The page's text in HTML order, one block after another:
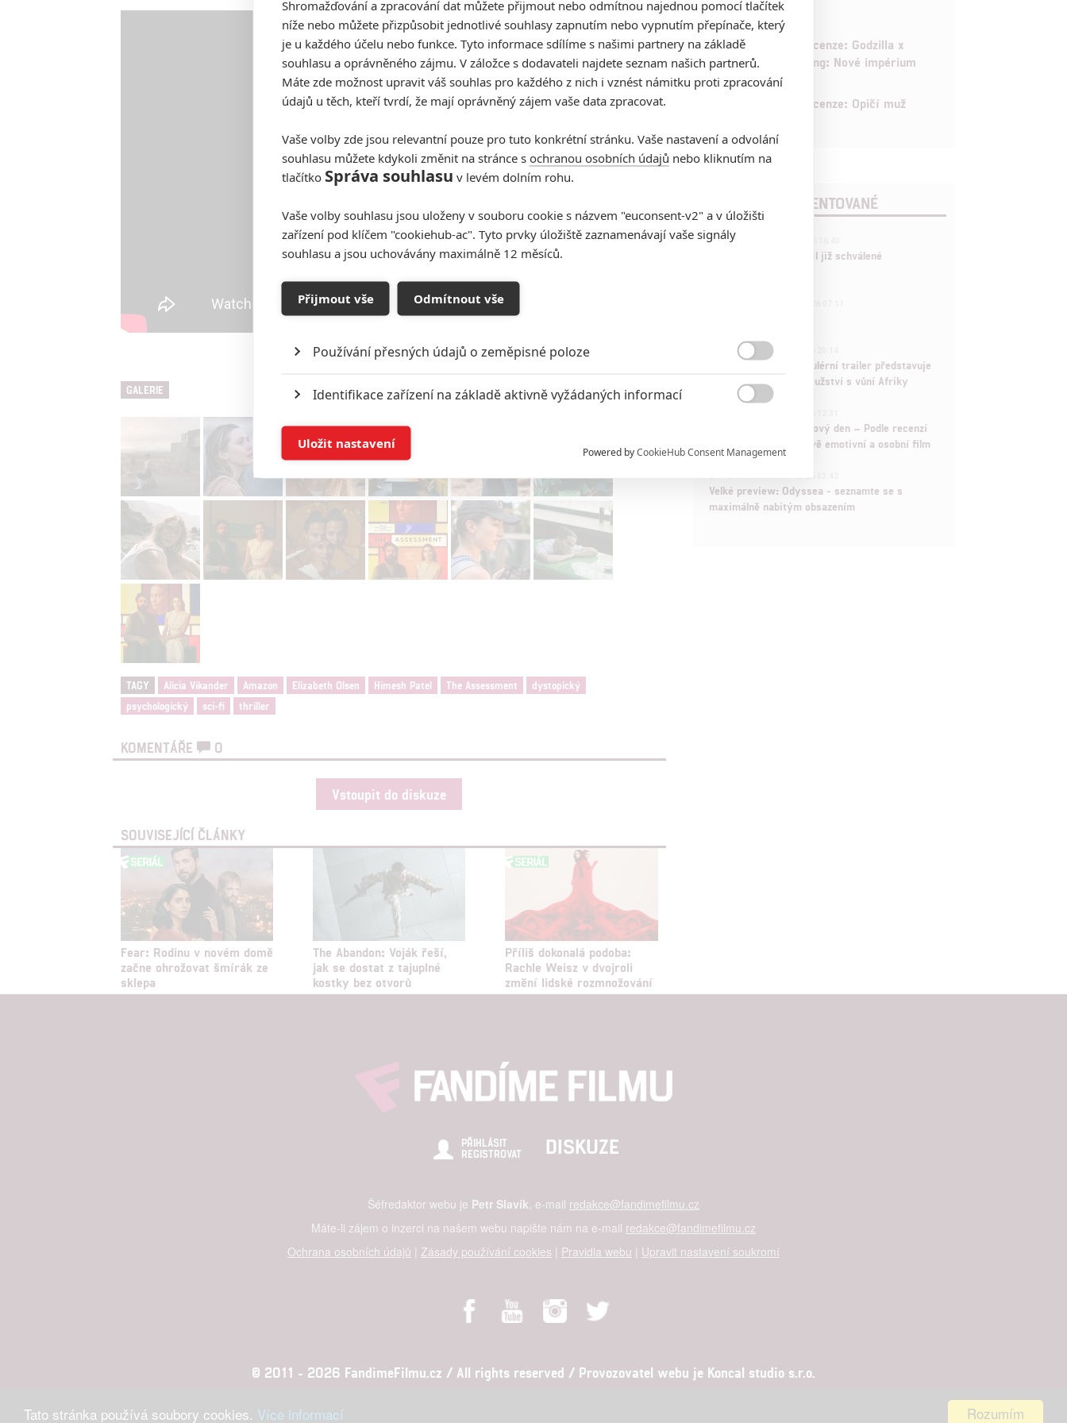
Rozumím
Tato stránka používá soubory cookies. Více informací
Podklady a foto: Magnolia Pictures
GALERIE
TAGY Alicia Vikander Amazon Elizabeth Olsen Himesh Patel The Assessment
dystopický
psychologický
sci-fi thriller
KOMENTÁŘE 0
Vstoupit do diskuze
SOUVISEJÍCÍ ČLÁNKY
Fear: Rodinu v novém domě
začne ohrožovat šmírák ze
sklepa
The Abandon: Voják řeší,
jak se dostat z tajuplné
kostky bez otvorů
Příliš dokonalá podoba:
Rachle Weisz v dvojroli
změní lidské rozmnožování
6
Recenze: Godzilla x
Kong: Nové impérium
Recenze: Opičí muž
POSLEDNÍ KOMENTOVANÉ
3
Marvel nečekaně zrušil již schválené
ČLÁNEK | 30.07.2026 20:14
Děti krve a kostí: Regulérní trailer představuje
akční fantasy dobrodružství s vůní Afriky
Spider-Man: Zbrusu nový den – Podle recenzí
máme čekat překvapivě emotivní a osobní film
Velké preview: Odyssea - seznamte se s
maximálně nabitým obsazením
PŘIHLÁSIT
REGISTROVAT
DISKUZE
Šéfredaktor webu je Petr Slavík , e-mail redakce@fandimefilmu.cz
Máte-li zájem o inzerci na našem webu napište nám na e-mail redakce@fandimefilmu.cz
Ochrana osobních údajů | Zásady používání cookies | Pravidla webu | Upravit nastavení soukromí
© 2011 - 2026 FandimeFilmu.cz / All rights reserved / Provozovatel webu je Koncal studio s.r.o.
Shromažďování a zpracování dat můžete přijmout nebo odmítnou najednou pomocí tlačítek
níže nebo můžete přizpůsobit jednotlivé souhlasy zapnutím nebo vypnutím přepínače, který
je u každého účelu nebo funkce. Tyto informace sdílíme s našimi partnery na základě
souhlasu a oprávněného zájmu. V záložce s dodavateli najdete seznam našich partnerů.
Máte zde možnost upravit váš souhlas pro každého z nich i vznést námitku proti zpracování
údajů u těch, kteří tvrdí, že mají oprávněný zájem vaše data zpracovat.
Vaše volby zde jsou relevantní pouze pro tuto konkrétní stránku. Vaše nastavení a odvolání
souhlasu můžete kdykoli změnit na stránce s ochranou osobních údajů nebo kliknutím na
tlačítko Správa souhlasu v levém dolním rohu.
Vaše volby souhlasu jsou uloženy v souboru cookie s názvem "euconsent-v2" a v úložišti
zařízení pod klíčem "cookiehub-ac". Tyto prvky úložiště zaznamenávají vaše signály
souhlasu a jsou uchovávány maximálně 12 měsíců.
Přijmout vše Odmítnout vše
Používání přesných údajů o zeměpisné poloze
Identifikace zařízení na základě aktivně vyžádaných informací
Ukládání a/nebo přístup k informacím v zařízení

Reklama založená na omezených údajích a měření reklamy

Personalizovaný obsah, měření obsahu, průzkum publika a vývoj
služeb
Powered byCookieHub Consent Management
Uložit nastavení